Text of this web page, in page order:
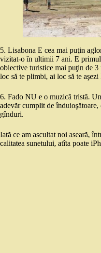
5. Lisabona E cea mai puţin
vizitat-o în ultimii 7 ani. E
obiective turistice mai puţin de
loc să te plimbi, ai loc să te
6. Fado NU e o muzică tristă.
adevăr cumplit de
gînduri.
Iată ce am ascultat noi aseară,
calitatea sunetului, atîta poate